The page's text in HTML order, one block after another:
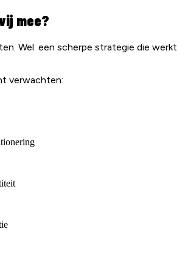
mee?
Wel: een scherpe strategie die werkt
verwachten: